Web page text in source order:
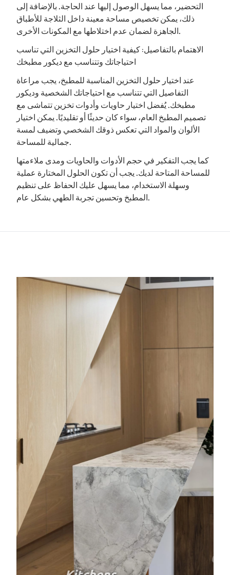
التحضير، مما يسهل الوصول إليها عند الحاجة. بالإضافة إلى
ذلك، يمكن تخصيص مساحة معينة داخل الثلاجة للأطباق
الجاهزة لضمان عدم اختلاطها مع المكونات الأخرى.
الاهتمام بالتفاصيل: كيفية اختيار حلول التخزين التي تناسب
احتياجاتك وتتناسب مع ديكور مطبخك
عند اختيار حلول التخزين المناسبة للمطبخ، يجب مراعاة
التفاصيل التي تتناسب مع احتياجاتك الشخصية وديكور
مطبخك. يُفضل اختيار حاويات وأدوات تخزين تتماشى مع
تصميم المطبخ العام، سواء كان حديثًا أو تقليديًا. يمكن اختيار
الألوان والمواد التي تعكس ذوقك الشخصي وتضيف لمسة
جمالية للمساحة.
كما يجب التفكير في حجم الأدوات والحاويات ومدى ملاءمتها
للمساحة المتاحة لديك. يجب أن تكون الحلول المختارة عملية
وسهلة الاستخدام، مما يسهل عليك الحفاظ على تنظيم
المطبخ وتحسين تجربة الطهي بشكل عام.
Custom